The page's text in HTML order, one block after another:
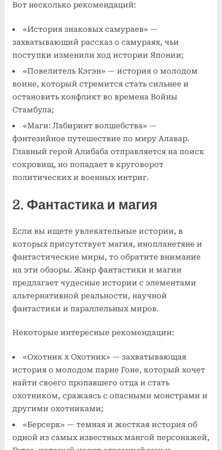
Вот несколько рекомендаций:
«История знаковых самураев» —
захватывающий рассказ о самураях, чьи
поступки изменили ход истории Японии;
«Повелитель Кэгэн» — история о молодом
воине, который стремится стать сильнее и
остановить конфликт во времена Войны
Стамбула;
«Маги: Лабиринт волшебства» —
фэнтезийное путешествие по миру Алавар.
Главный герой Алибаба отправляется на поиск
сокровищ, но попадает в круговорот
политических и военных интриг.
2. Фантастика и магия
Если вы ищете увлекательные истории, в
которых присутствует магия, инопланетяне и
фантастические миры, то обратите внимание
на эти обзоры. Жанр фантастики и магии
предлагает чудесные истории с элементами
альтернативной реальности, научной
фантастики и параллельных миров.
Некоторые интересные рекомендации:
«Охотник х Охотник» — захватывающая
история о молодом парне Гоне, который хочет
найти своего пропавшего отца и стать
охотником, сражаясь с опасными монстрами и
другими охотниками;
«Берсерк» — темная и жесткая история об
одной из самых известных мангой персонажей,